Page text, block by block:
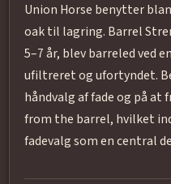
Union Horse benytter
oak til lagring. Barrel
5–7 år, blev barreled ved
ufiltreret og ufortyndet.
håndvalg af fade og på at
from the barrel, hvilket
fadevalg som en central